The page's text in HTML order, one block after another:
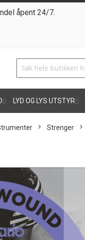
åpent 24/7.
LYD OG LYS UTSTYR
Strenger